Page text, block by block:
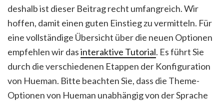
deshalb ist dieser Beitrag recht umfangreich. Wir
hoffen, damit einen guten Einstieg zu vermitteln. Für
eine vollständige Übersicht über die neuen Optionen
empfehlen wir dasinteraktive Tutorial. Es führt Sie
durch die verschiedenen Etappen der Konfiguration
von Hueman. Bitte beachten Sie, dass die Theme-
Optionen von Hueman unabhängig von der Sprache